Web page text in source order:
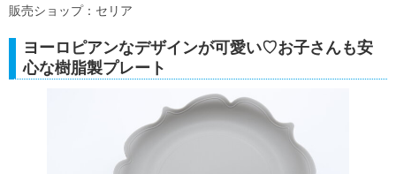
販売ショップ：セリア
ヨーロピアンなデザインが可愛い♡お子さんも安
心な樹脂製プレート